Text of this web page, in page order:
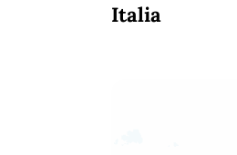
Italia